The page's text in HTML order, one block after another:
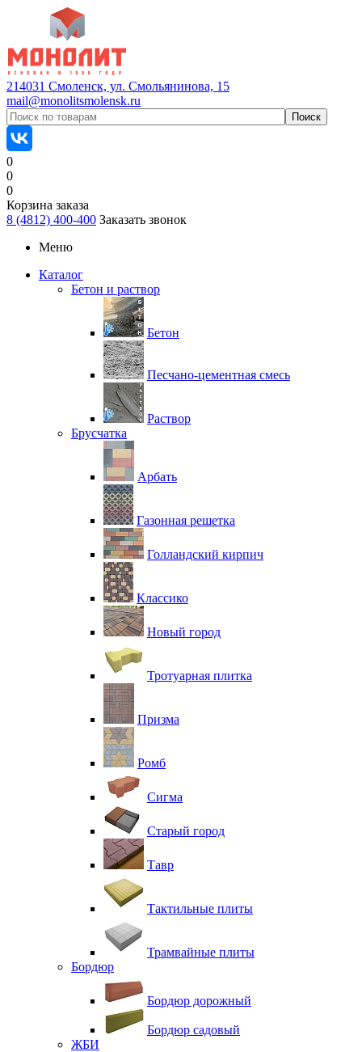
214031 Смоленск, ул. Смольянинова, 15
mail@monolitsmolensk.ru
0
0
0
Корзина заказа
8 (4812) 400-400 Заказать звонок
Меню
Каталог
Бетон и раствор
Бетон
Песчано-цементная смесь
Раствор
Брусчатка
Арбать
Газонная решетка
Голландский кирпич
Классико
Новый город
Тротуарная плитка
Призма
Ромб
Сигма
Старый город
Тавр
Тактильные плиты
Трамвайные плиты
Бордюр
Бордюр дорожный
Бордюр садовый
ЖБИ